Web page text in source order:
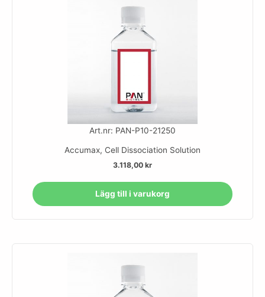
Art.nr: PAN-P10-21250
Accumax, Cell Dissociation Solution
3.118,00 kr
Lägg till i varukorg